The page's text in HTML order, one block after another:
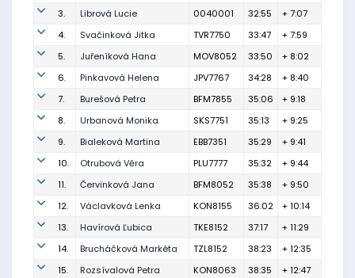
3.
Librová Lucie 0040001 32:55
+ 7:07
4.
Svačinková Jitka TVR7750 33:47
+ 7:59
5.
Juřeníková Hana MOV8052 33:50
+ 8:02
6.
Pinkavová Helena JPV7767 34:28
+ 8:40
7.
Burešová Petra BFM7855 35:06
+ 9:18
8.
Urbanová Monika SKS7751 35:13
+ 9:25
9.
Bialeková Martina EBB7351 35:29
+ 9:41
10.
Otrubová Věra PLU7777 35:32
+ 9:44
11.
Červinková Jana BFM8052 35:38
+ 9:50
12.
Václavková Lenka KON8155 36:02
+ 10:14
13.
Havírová Ľubica TKE8152 37:17
+ 11:29
14.
Brucháčková Markéta TZL8152 38:23
+ 12:35
15.
Rozsívalová Petra KON8063 38:35
+ 12:47